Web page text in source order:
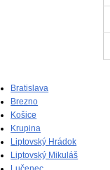
Bratislava
Brezno
Košice
Krupina
Liptovský Hrádok
Liptovský Mikuláš